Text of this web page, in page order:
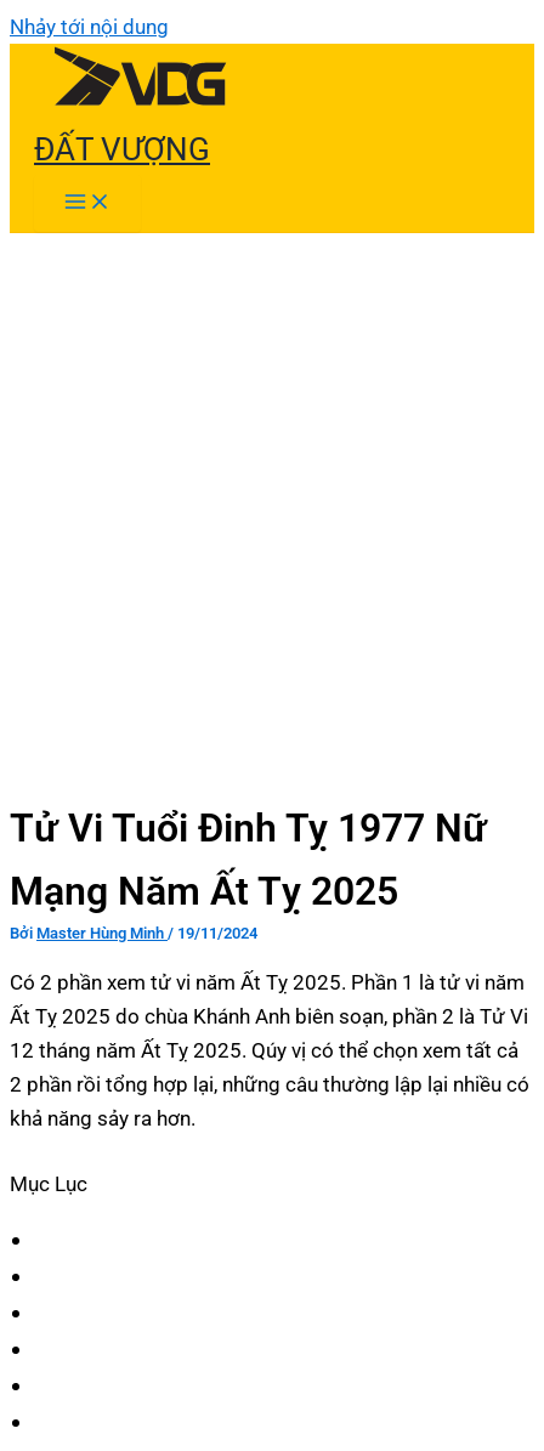
Nhảy tới nội dung
ĐẤT VƯỢNG
Tử Vi Tuổi Đinh Tỵ 1977 Nữ
Mạng Năm Ất Tỵ 2025
Bởi Master Hùng Minh / 19/11/2024
Có 2 phần xem tử vi năm Ất Tỵ 2025. Phần 1 là tử vi năm
Ất Tỵ 2025 do chùa Khánh Anh biên soạn, phần 2 là Tử Vi
12 tháng năm Ất Tỵ 2025. Qúy vị có thể chọn xem tất cả
2 phần rồi tổng hợp lại, những câu thường lập lại nhiều có
khả năng sảy ra hơn.
Mục Lục